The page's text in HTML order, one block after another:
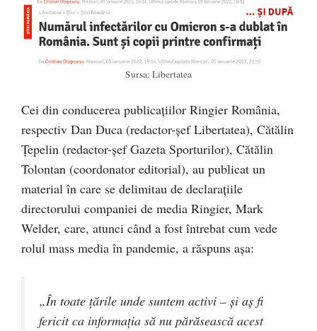
Sursa: Libertatea
Cei din conducerea publicațiilor Ringier România,
respectiv Dan Duca (redactor-șef Libertatea), Cătălin
Țepelin (redactor-șef Gazeta Sporturilor), Cătălin
Tolontan (coordonator editorial), au publicat un
material în care se delimitau de declarațiile
directorului companiei de media Ringier, Mark
Welder, care, atunci când a fost întrebat cum vede
rolul mass media în pandemie, a răspuns așa:
„În toate țările unde suntem activi – și aș fi
fericit ca informația să nu părăsească acest